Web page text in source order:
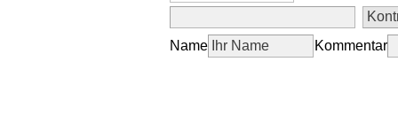
Name Kommentar